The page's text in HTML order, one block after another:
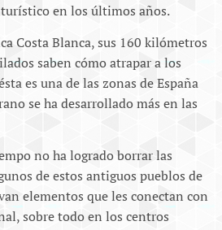
en los últimos años.
Costa Blanca, sus 160 kilómetros
saben cómo atrapar a los
es una de las zonas de España
se ha desarrollado más en las
no ha logrado borrar las
de estos antiguos pueblos de
elementos que les conectan con
sobre todo en los centros